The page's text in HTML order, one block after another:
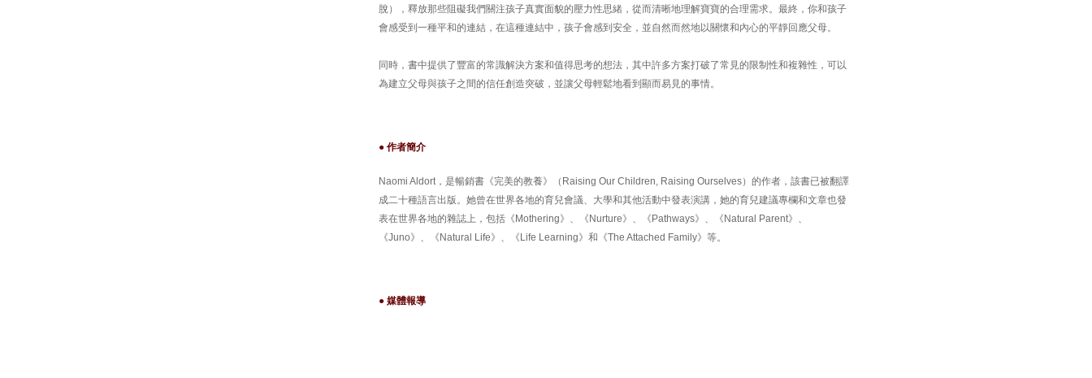
脫），釋放那些阻礙我們關注孩子真實面貌的壓力性思緒，從而清晰地理解寶寶的合理需求。最終，你和孩子
會感受到一種平和的連結，在這種連結中，孩子會感到安全，並自然而然地以關懷和內心的平靜回應父母。
同時，書中提供了豐富的常識解決方案和值得思考的想法，其中許多方案打破了常見的限制性和複雜性，可以
為建立父母與孩子之間的信任創造突破，並讓父母輕鬆地看到顯而易見的事情。
● 作者簡介
Naomi Aldort，是暢銷書《完美的教養》（Raising Our Children, Raising Ourselves）的作者，該書已被翻譯
成二十種語言出版。她曾在世界各地的育兒會議、大學和其他活動中發表演講，她的育兒建議專欄和文章也發
表在世界各地的雜誌上，包括《Mothering》、《Nurture》、《Pathways》、《Natural Parent》、
《Juno》、《Natural Life》、《Life Learning》和《The Attached Family》等。
● 媒體報導